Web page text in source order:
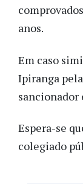
anos.
Em caso
Ipiranga
sancionador
Espera-se
colegiado